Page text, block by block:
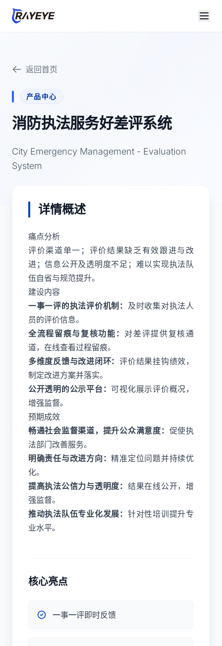
返回首页
产品中心
消防执法服务好差评系统
City Emergency Management - Evaluation
System
详情概述
痛点分析
评价渠道单一；评价结果缺乏有效跟进与改
进；信息公开及透明度不足；难以实现执法队
伍自省与规范提升。
建设内容
一事一评的执法评价机制： 及时收集对执法人
员的评价信息。
全流程留痕与复核功能： 对差评提供复核通
道，在线查看过程留痕。
多维度反馈与改进闭环：评价结果挂钩绩效，
制定改进方案并落实。
公开透明的公示平台： 可视化展示评价概况，
增强监督。
预期成效
畅通社会监督渠道，提升公众满意度： 促使执
法部门改善服务。
明确责任与改进方向：精准定位问题并持续优
化。
提高执法公信力与透明度： 结果在线公开，增
强监督。
推动执法队伍专业化发展： 针对性培训提升专
业水平。
核心亮点
一事一评即时反馈